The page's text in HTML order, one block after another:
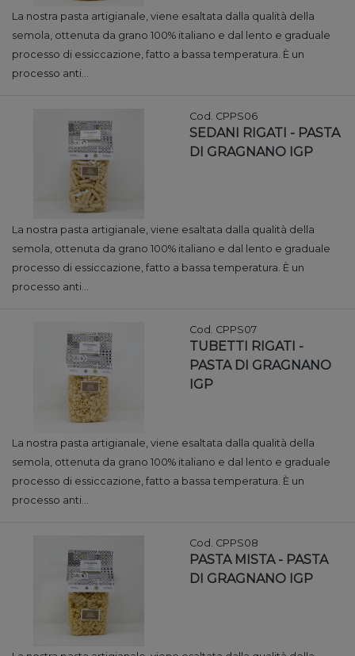
La nostra pasta artigianale, viene esaltata dalla qualità della
semola, ottenuta da grano 100% italiano e dal lento e graduale
processo di essiccazione, fatto a bassa temperatura. È un
processo anti...
Cod. CPPS06
SEDANI RIGATI - PASTA
DI GRAGNANO IGP
La nostra pasta artigianale, viene esaltata dalla qualità della
semola, ottenuta da grano 100% italiano e dal lento e graduale
processo di essiccazione, fatto a bassa temperatura. È un
processo anti...
Cod. CPPS07
TUBETTI RIGATI -
PASTA DI GRAGNANO
IGP
La nostra pasta artigianale, viene esaltata dalla qualità della
semola, ottenuta da grano 100% italiano e dal lento e graduale
processo di essiccazione, fatto a bassa temperatura. È un
processo anti...
Cod. CPPS08
PASTA MISTA - PASTA
DI GRAGNANO IGP